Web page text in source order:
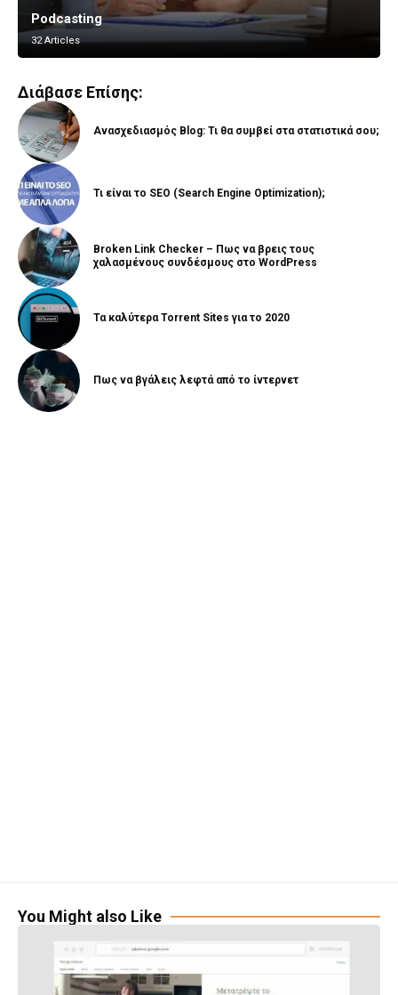
Podcasting
32 Articles
Vlogging
8 Articles
Διάβασε Επίσης:
Ανασχεδιασμός Blog: Τι θα συμβεί στα στατιστικά σου;
Τι είναι το SEO (Search Engine Optimization);
Broken Link Checker – Πως να βρεις τους
χαλασμένους συνδέσμους στο WordPress
Τα καλύτερα Torrent Sites για το 2020
Πως να βγάλεις λεφτά από το ίντερνετ
You Might also Like